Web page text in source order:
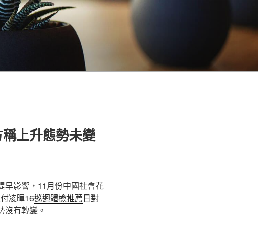
上升態勢未變
早影響，11月份中國社會花
凌暉16巡迴體檢推薦日對
沒有轉變。